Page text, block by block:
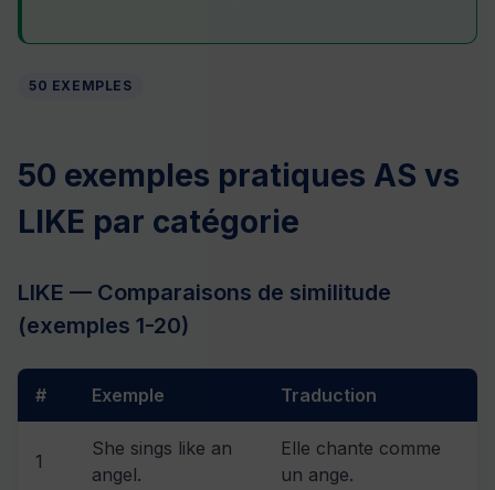
50 EXEMPLES
50 exemples pratiques AS vs
LIKE par catégorie
LIKE — Comparaisons de similitude
(exemples 1-20)
# Exemple Traduction
1
She sings like an
angel.
Elle chante comme
un ange.